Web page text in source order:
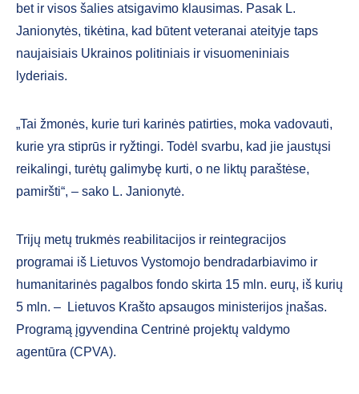
bet ir visos šalies atsigavimo klausimas. Pasak L.
Janionytės, tikėtina, kad būtent veteranai ateityje taps
naujaisiais Ukrainos politiniais ir visuomeniniais
lyderiais.
„Tai žmonės, kurie turi karinės patirties, moka vadovauti,
kurie yra stiprūs ir ryžtingi. Todėl svarbu, kad jie jaustųsi
reikalingi, turėtų galimybę kurti, o ne liktų paraštėse,
pamiršti“, – sako L. Janionytė.
Trijų metų trukmės reabilitacijos ir reintegracijos
programai iš Lietuvos Vystomojo bendradarbiavimo ir
humanitarinės pagalbos fondo skirta 15 mln. eurų, iš kurių
5 mln. – Lietuvos Krašto apsaugos ministerijos įnašas.
Programą įgyvendina Centrinė projektų valdymo
agentūra (CPVA).